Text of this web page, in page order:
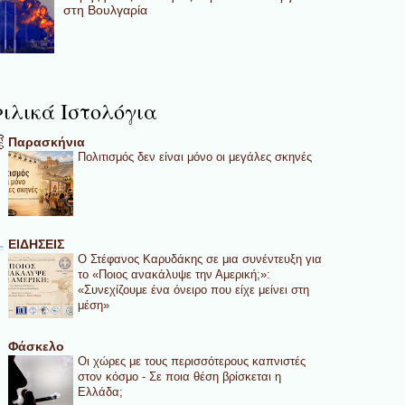
στη Βουλγαρία
Ιστολόγια
Παρασκήνια
Πολιτισμός δεν είναι μόνο οι μεγάλες σκηνές
ΕΙΔΗΣΕΙΣ
Ο Στέφανος Καρυδάκης σε μια συνέντευξη για
το «Ποιος ανακάλυψε την Αμερική;»:
«Συνεχίζουμε ένα όνειρο που είχε μείνει στη
μέση»
Φάσκελο
Οι χώρες με τους περισσότερους καπνιστές
στον κόσμο - Σε ποια θέση βρίσκεται η
Ελλάδα;